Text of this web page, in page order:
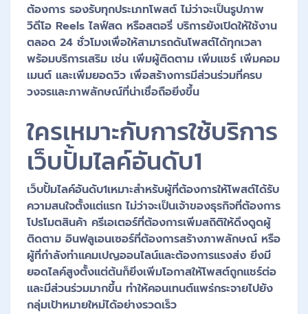
ต้องการ รองรับทุกประเภทโพสต์ ไม่ว่าจะเป็นรูปภาพ
วิดีโอ Reels ไลฟ์สด หรือสตอรี่ บริการยังเปิดให้ใช้งาน
ตลอด 24 ชั่วโมงเพื่อให้สามารถดันโพสต์ได้ทุกเวลา
พร้อมบริการเสริม เช่น เพิ่มผู้ติดตาม เพิ่มแชร์ เพิ่มคอม
เมนต์ และเพิ่มยอดวิว เพื่อสร้างการมีส่วนร่วมที่ครบ
วงจรและภาพลักษณ์ที่น่าเชื่อถือยิ่งขึ้น
ใครเหมาะกับการใช้บริการ
เว็บปั้มไลค์อันดับ1
เว็บปั้มไลค์อันดับ1เหมาะสำหรับผู้ที่ต้องการให้โพสต์ได้รับ
ความสนใจตั้งแต่แรก ไม่ว่าจะเป็นเจ้าของธุรกิจที่ต้องการ
โปรโมตสินค้า ครีเอเตอร์ที่ต้องการเพิ่มสถิติให้ดึงดูดผู้
ติดตาม อินฟลูเอนเซอร์ที่ต้องการสร้างภาพลักษณ์ หรือ
ผู้ที่กำลังทำแคมเปญออนไลน์และต้องการแรงส่ง ยิ่งมี
ยอดไลค์สูงตั้งแต่ต้นก็ยิ่งเพิ่มโอกาสให้โพสต์ถูกแชร์ต่อ
และมีส่วนร่วมมากขึ้น ทำให้คอนเทนต์แพร่กระจายไปยัง
กลุ่มเป้าหมายใหม่ได้อย่างรวดเร็ว